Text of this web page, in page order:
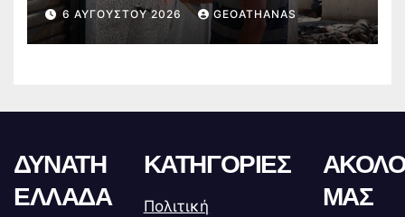
6 ΑΥΓΟΎΣΤΟΥ 2026 GEOATHANAS
ΔΥΝΑΤΗ
ΕΛΛΑΔΑ
ΚΑΤΗΓΟΡΙΕΣ
Πολιτική
ΜΑΣ